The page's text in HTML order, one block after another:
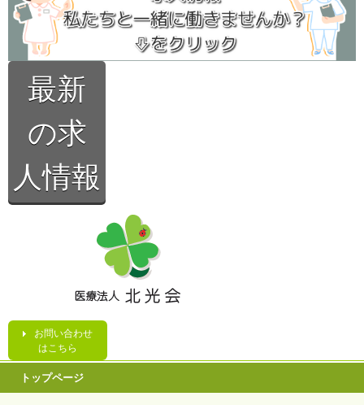
最新
の求
人情報
お問い合わせ
はこちら
トップページ